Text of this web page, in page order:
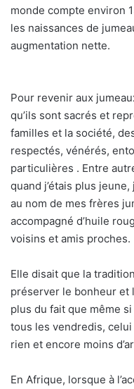
monde compte environ
les naissances de
augmentation nette.
Pour revenir aux
qu’ils sont sacrés et
familles et la société,
respectés, vénérés,
particulières . Entre
quand j’étais plus
au nom de mes frères
accompagné d’huile
voisins et amis proches.
Elle disait que la
préserver le bonheur et
plus du fait que même
tous les vendredis,
rien et encore moins
En Afrique, lorsque à